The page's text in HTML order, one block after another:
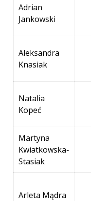
Adrian
Jankowski
Aleksandra
Knasiak
Natalia
Kopeć
Martyna
Kwiatkowska-
Stasiak
Arleta Mądra